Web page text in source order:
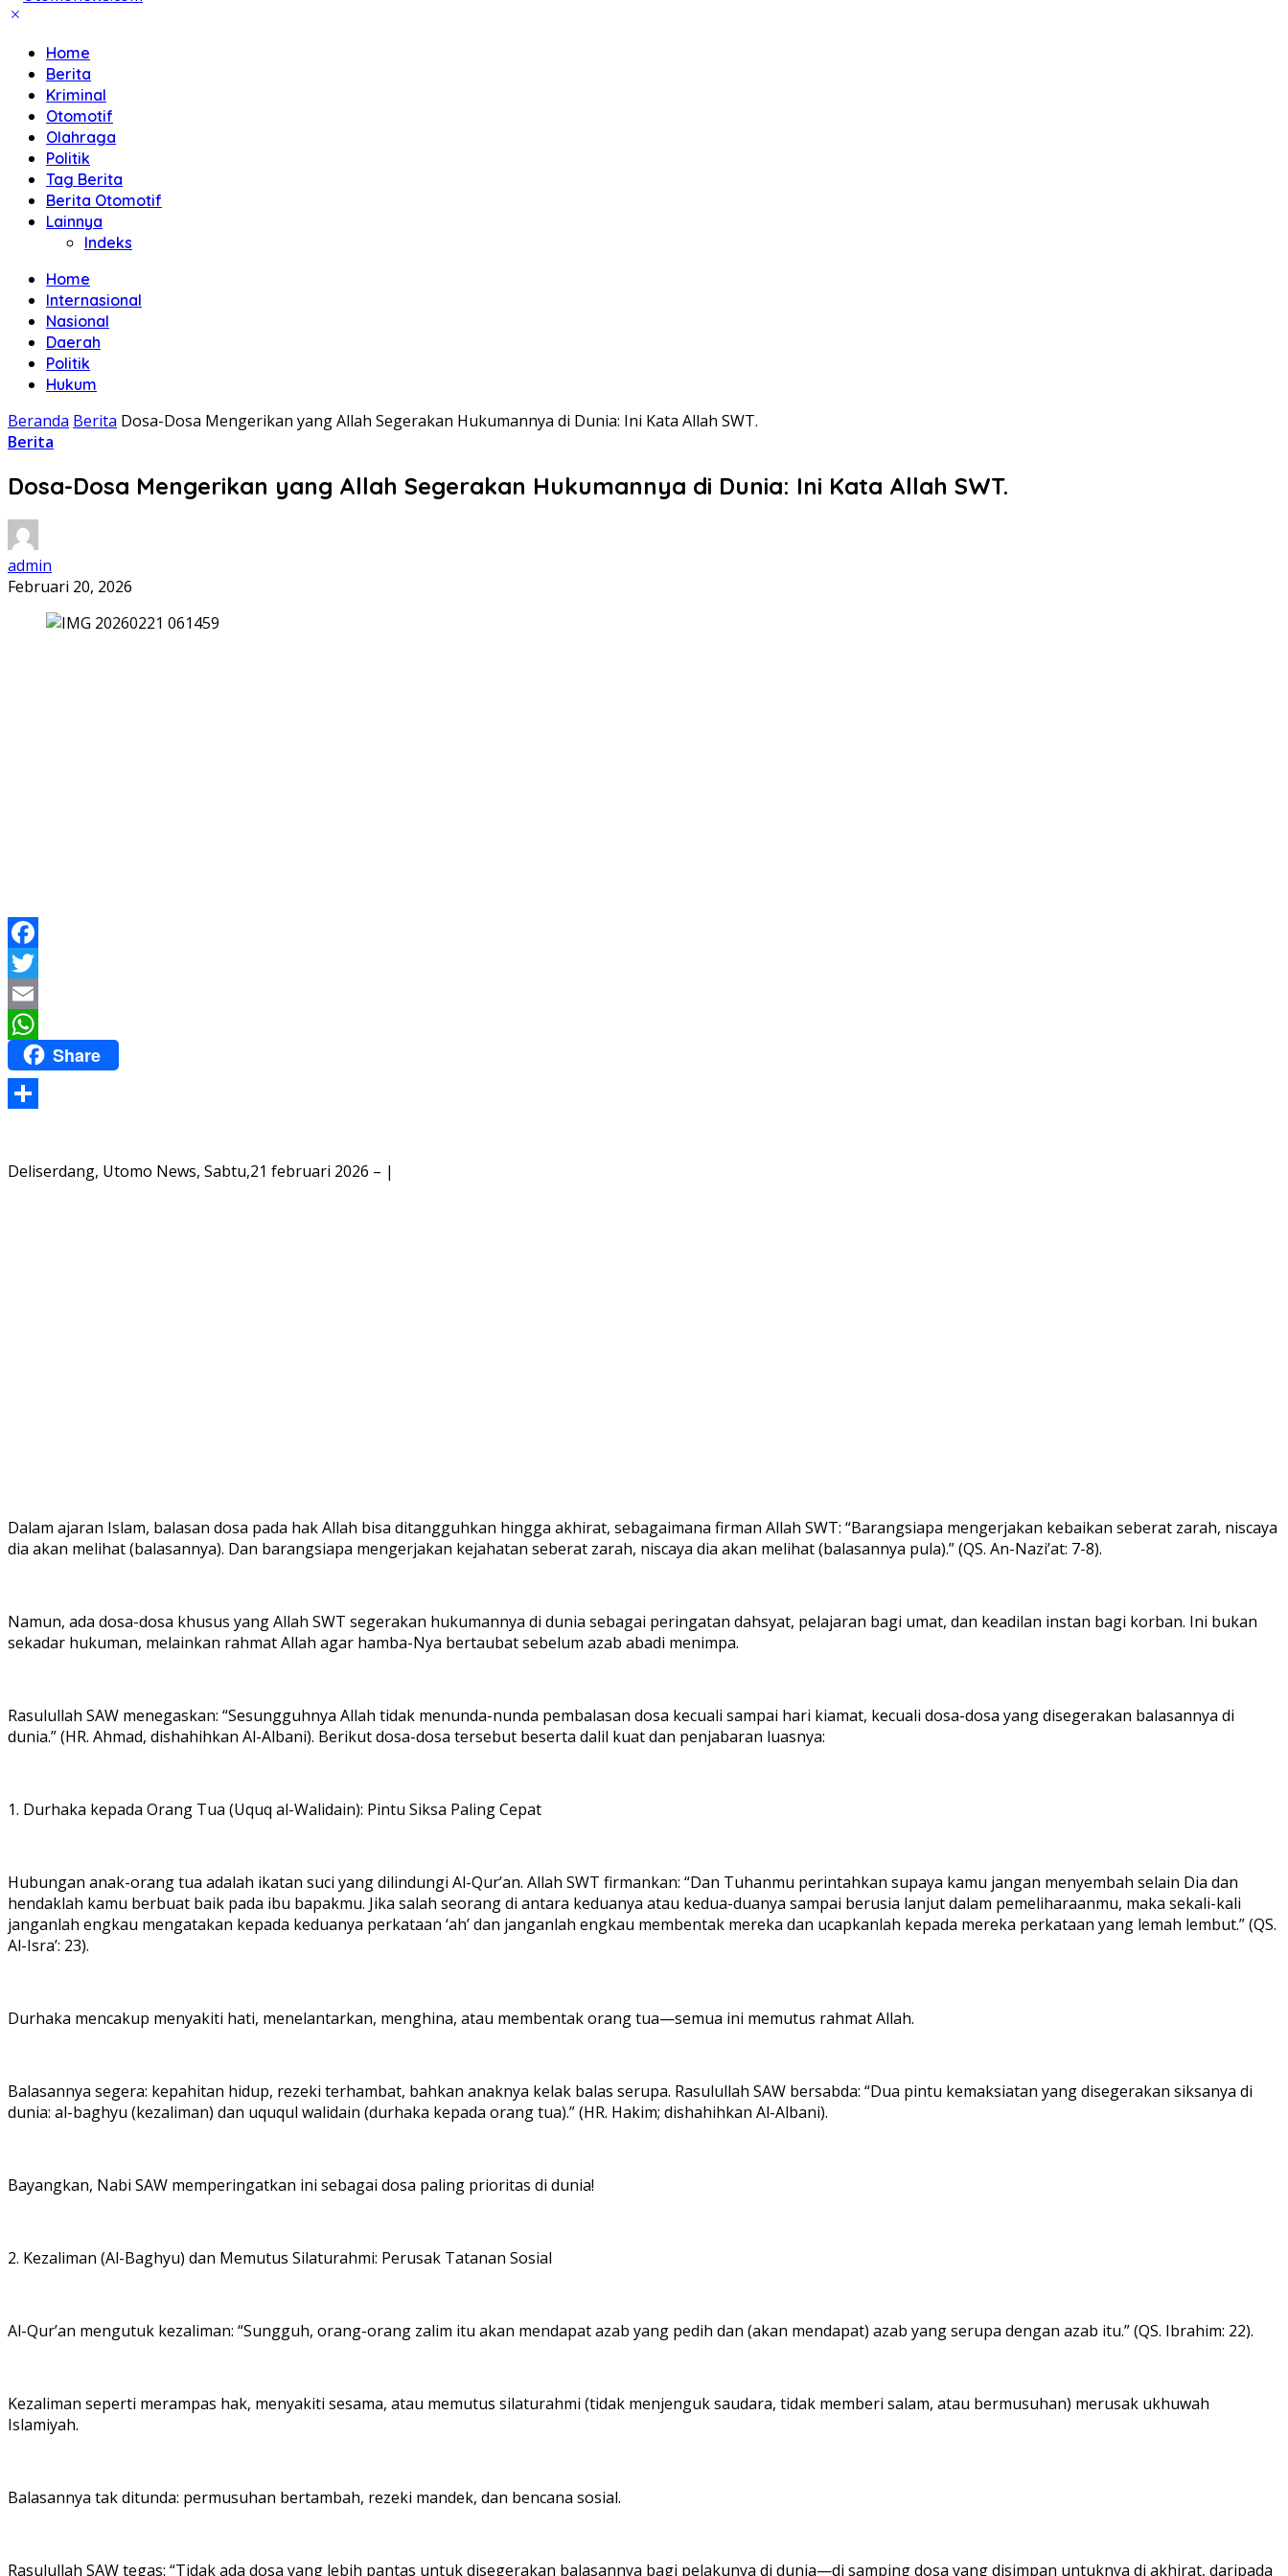
Home
Berita
Kriminal
Otomotif
Olahraga
Politik
Tag Berita
Berita Otomotif
Lainnya
Indeks
Home
Internasional
Nasional
Daerah
Politik
Hukum
Beranda Berita Dosa-Dosa Mengerikan yang Allah Segerakan Hukumannya di Dunia: Ini Kata Allah SWT.
Berita
Dosa-Dosa Mengerikan yang Allah Segerakan Hukumannya di Dunia: Ini Kata Allah SWT.
admin
Februari 20, 2026
Facebook
Twitter
Email
WhatsApp
Share
Deliserdang, Utomo News, Sabtu,21 februari 2026 – |
Dalam ajaran Islam, balasan dosa pada hak Allah bisa ditangguhkan hingga akhirat, sebagaimana firman Allah SWT: “Barangsiapa mengerjakan kebaikan seberat zarah, niscaya
dia akan melihat (balasannya). Dan barangsiapa mengerjakan kejahatan seberat zarah, niscaya dia akan melihat (balasannya pula).” (QS. An-Nazi’at: 7-8).
Namun, ada dosa-dosa khusus yang Allah SWT segerakan hukumannya di dunia sebagai peringatan dahsyat, pelajaran bagi umat, dan keadilan instan bagi korban. Ini bukan
sekadar hukuman, melainkan rahmat Allah agar hamba-Nya bertaubat sebelum azab abadi menimpa.
Rasulullah SAW menegaskan: “Sesungguhnya Allah tidak menunda-nunda pembalasan dosa kecuali sampai hari kiamat, kecuali dosa-dosa yang disegerakan balasannya di
dunia.” (HR. Ahmad, dishahihkan Al-Albani). Berikut dosa-dosa tersebut beserta dalil kuat dan penjabaran luasnya:
1. Durhaka kepada Orang Tua (Uquq al-Walidain): Pintu Siksa Paling Cepat
Hubungan anak-orang tua adalah ikatan suci yang dilindungi Al-Qur’an. Allah SWT firmankan: “Dan Tuhanmu perintahkan supaya kamu jangan menyembah selain Dia dan
hendaklah kamu berbuat baik pada ibu bapakmu. Jika salah seorang di antara keduanya atau kedua-duanya sampai berusia lanjut dalam pemeliharaanmu, maka sekali-kali
janganlah engkau mengatakan kepada keduanya perkataan ‘ah’ dan janganlah engkau membentak mereka dan ucapkanlah kepada mereka perkataan yang lemah lembut.” (QS.
Al-Isra’: 23).
Durhaka mencakup menyakiti hati, menelantarkan, menghina, atau membentak orang tua—semua ini memutus rahmat Allah.
Balasannya segera: kepahitan hidup, rezeki terhambat, bahkan anaknya kelak balas serupa. Rasulullah SAW bersabda: “Dua pintu kemaksiatan yang disegerakan siksanya di
dunia: al-baghyu (kezaliman) dan uququl walidain (durhaka kepada orang tua).” (HR. Hakim; dishahihkan Al-Albani).
Bayangkan, Nabi SAW memperingatkan ini sebagai dosa paling prioritas di dunia!
2. Kezaliman (Al-Baghyu) dan Memutus Silaturahmi: Perusak Tatanan Sosial
Al-Qur’an mengutuk kezaliman: “Sungguh, orang-orang zalim itu akan mendapat azab yang pedih dan (akan mendapat) azab yang serupa dengan azab itu.” (QS. Ibrahim: 22).
Kezaliman seperti merampas hak, menyakiti sesama, atau memutus silaturahmi (tidak menjenguk saudara, tidak memberi salam, atau bermusuhan) merusak ukhuwah
Islamiyah.
Balasannya tak ditunda: permusuhan bertambah, rezeki mandek, dan bencana sosial.
Rasulullah SAW tegas: “Tidak ada dosa yang lebih pantas untuk disegerakan balasannya bagi pelakunya di dunia—di samping dosa yang disimpan untuknya di akhirat, daripada